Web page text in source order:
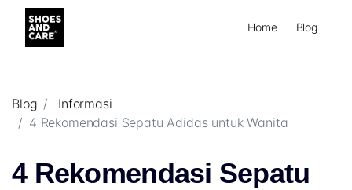
Home Blog
Blog
Informasi
4 Rekomendasi Sepatu Adidas untuk Wanita
4 Rekomendasi Sepatu